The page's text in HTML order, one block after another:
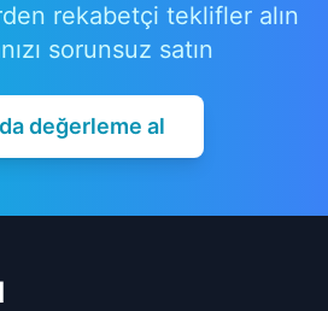
rekabetçi teklifler alın
sorunsuz satın
değerleme al